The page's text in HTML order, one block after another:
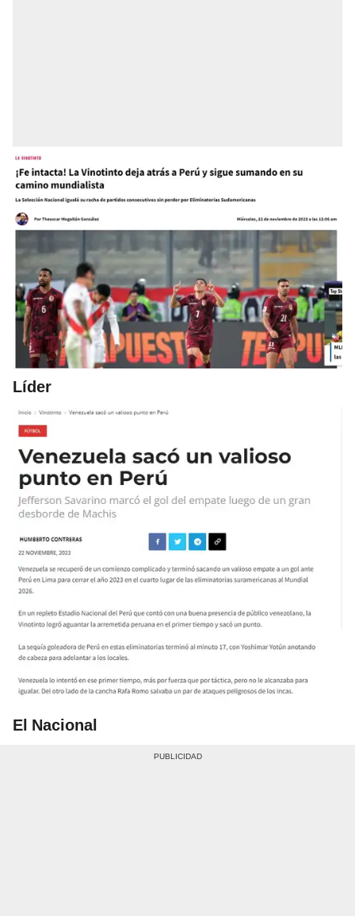
Líder
El Nacional